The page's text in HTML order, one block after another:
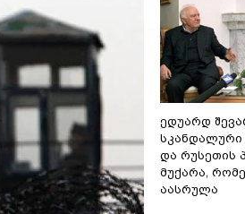
ედუარდ
სკანდალური
და რუსეთის
მუქარა,
აასრულა